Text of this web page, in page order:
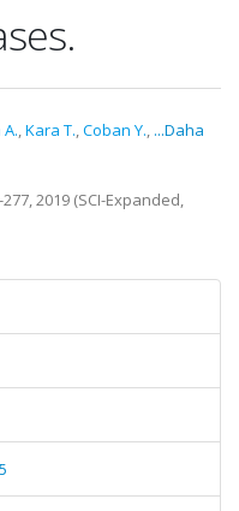
,Kara T.,Coban Y., ...Daha
2019 (SCI-Expanded,